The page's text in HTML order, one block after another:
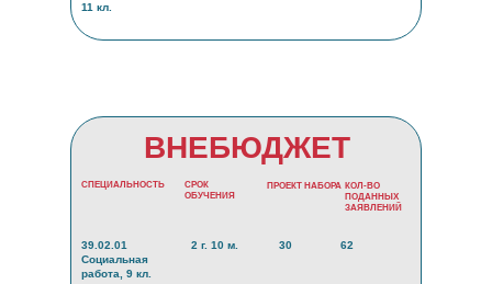
11 кл.
ВНЕБЮДЖЕТ
62
30
2 г. 10 м.
39.02.01
Социальная
работа, 9 кл.
СПЕЦИАЛЬНОСТЬ
СРОК
ОБУЧЕНИЯ
ПРОЕКТ НАБОРА КОЛ-ВО
ПОДАННЫХ
ЗАЯВЛЕНИЙ